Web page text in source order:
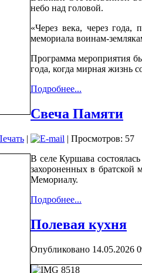
небо над головой.
«Через века, через
мемориала воинам-
Программа мероприятия
года, когда мирная жизнь
Подробнее...
Свеча Памяти
|
| Просмотров: 57
В селе Куршава
захороненных в
Мемориалу.
Подробнее...
Полевая кухня
Опубликовано 14.05.2026